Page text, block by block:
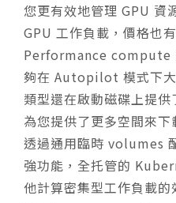
您更有效地管理 GPU 資
GPU 工作負載，價格也
Performance compute
夠在 Autopilot 模式下
類型還在啟動磁碟上提供
為您提供了更多空間來
透過通用臨時 volumes
強功能，全托管的
他計算密集型工作負載的